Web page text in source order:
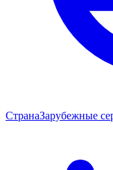
СтранаЗарубежные